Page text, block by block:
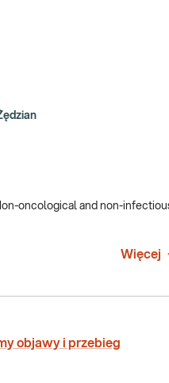
oncological and non-
Więcej
objawy i przebieg